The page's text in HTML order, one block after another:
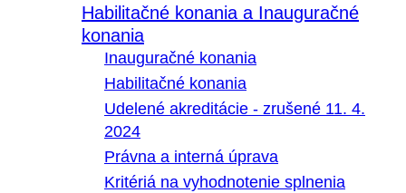
Habilitačné konania a Inauguračné
konania
Inauguračné konania
Habilitačné konania
Udelené akreditácie - zrušené 11. 4.
2024
Právna a interná úprava
Kritériá na vyhodnotenie splnenia